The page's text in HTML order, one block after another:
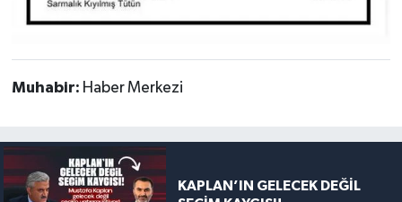
Muhabir: Haber Merkezi
KAPLAN’IN GELECEK DEĞİL